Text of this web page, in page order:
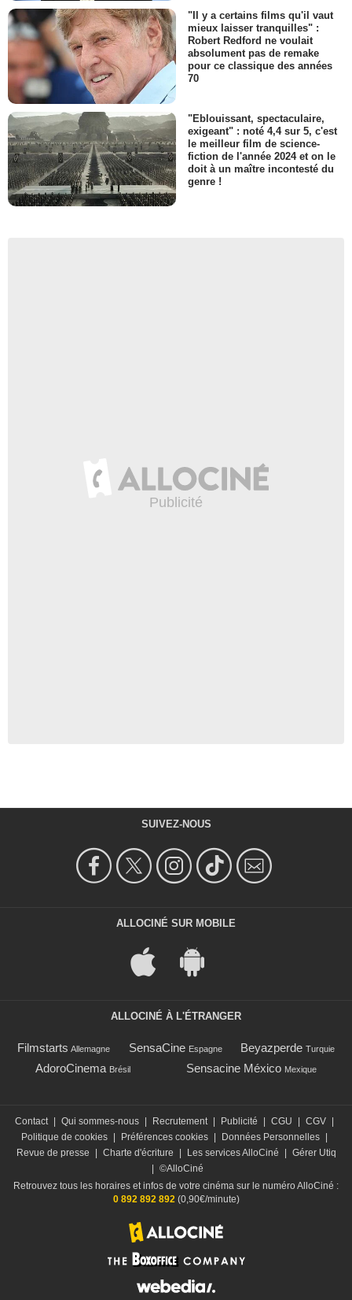
"Il y a certains films qu'il vaut
mieux laisser tranquilles" :
Robert Redford ne voulait
absolument pas de remake
pour ce classique des années
70
"Eblouissant, spectaculaire,
exigeant" : noté 4,4 sur 5, c'est
le meilleur film de science-
fiction de l'année 2024 et on le
doit à un maître incontesté du
genre !
SUIVEZ-NOUS
ALLOCINÉ SUR MOBILE
ALLOCINÉ À L'ÉTRANGER
Filmstarts Allemagne SensaCine Espagne Beyazperde Turquie
AdoroCinema Brésil Sensacine México Mexique
Contact | Qui sommes-nous | Recrutement | Publicité | CGU | CGV |
Politique de cookies | Préférences cookies | Données Personnelles |
Revue de presse
| Charte d'écriture | Les services AlloCiné | Gérer Utiq
| ©AlloCiné
Retrouvez tous les horaires et infos de votre cinéma sur le numéro AlloCiné :
0 892 892 892(0,90€/minute)